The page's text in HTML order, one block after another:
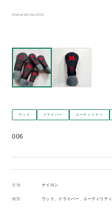
Home/Works /006
ウッド ドライバー ユーティリティ
006
生地 ナイロン
種類 ウッド、ドライバー、ユーティリティ